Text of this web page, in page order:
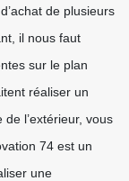
de plusieurs
il nous faut
sur le plan
réaliser un
l’extérieur, vous
74 est un
une